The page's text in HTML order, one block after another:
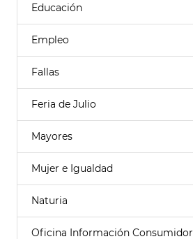
Educación
Empleo
Fallas
Feria de Julio
Mayores
Mujer e Igualdad
Naturia
Oficina Información Consumidor